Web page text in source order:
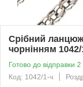
Срібний
чорнінням
Готово до відправки 2
Код: 1042/1-ч